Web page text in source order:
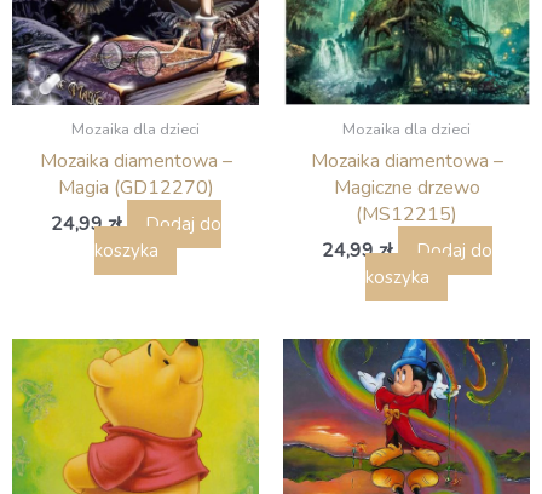
Mozaika dla dzieci
Mozaika diamentowa –
Magia (GD12270)
24,99zł
Dodaj do
koszyka
Mozaika dla dzieci
Mozaika diamentowa –
Magiczne drzewo
(MS12215)
24,99zł
Dodaj do
koszyka